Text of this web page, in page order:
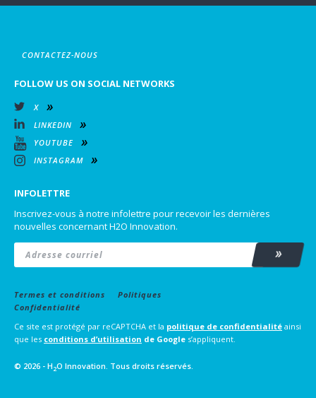
CONTACTEZ-NOUS
FOLLOW US ON SOCIAL NETWORKS
X
LINKEDIN
YOUTUBE
INSTAGRAM
INFOLETTRE
Inscrivez-vous à notre infolettre pour recevoir les dernières
nouvelles concernant H2O Innovation.
Email Subscribe
Termes et conditions
Politiques
Confidentialité
Ce site est protégé par reCAPTCHA et la politique de confidentialité ainsi
que les conditions d’utilisation de Google s’appliquent.
© 2026 - H2O Innovation. Tous droits réservés.